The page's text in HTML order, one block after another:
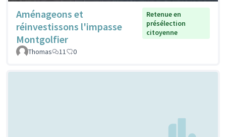
Aménageons et
réinvestissons l'impasse
Montgolfier
Retenue en
présélection
citoyenne
Thomas 11 0